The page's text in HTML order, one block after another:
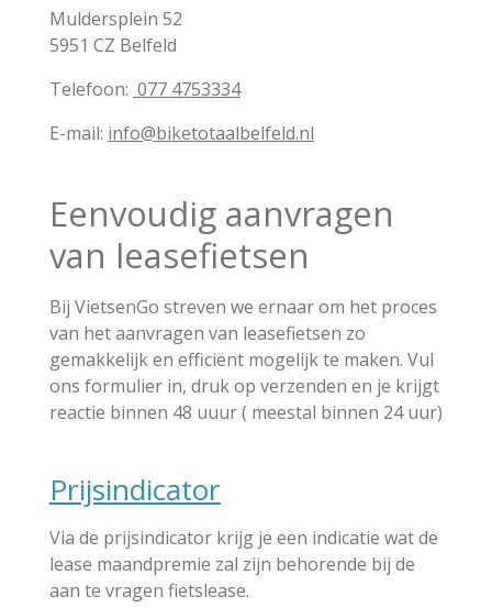
Muldersplein 52
5951 CZ Belfeld
Telefoon: 077 4753334
E-mail: info@biketotaalbelfeld.nl
Eenvoudig aanvragen
van leasefietsen
Bij VietsenGo streven we ernaar om het proces
van het aanvragen van leasefietsen zo
gemakkelijk en efficiënt mogelijk te maken. Vul
ons formulier in, druk op verzenden en je krijgt
reactie binnen 48 uuur ( meestal binnen 24 uur)
Prijsindicator
Via de prijsindicator krijg je een indicatie wat de
lease maandpremie zal zijn behorende bij de
aan te vragen fietslease.